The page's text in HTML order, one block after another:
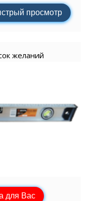
просмотр
желаний
для Вас